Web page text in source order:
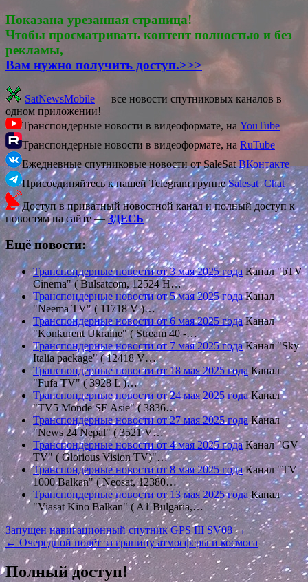
Показана урезанная страница!
Чтобы просматривать контент полностью и без
рекламы,
Вам нужно получить доступ.>>>
SatNewsMobile — все новости спутниковых каналов в
одном приложении!
Транспондерные новости в видеоформате, на YouTube
Транспондерные новости в видеоформате, на RuTube
Ежедневные спутниковые новости от SaleSatВКонтакте
Присоединяйтесь к нашей Telegram группеSalesat_Chat
Доступ в приватный новостной канал и полный доступ к
новостям на сайте —ЗДЕСЬ
Ещё новости:
Транспондерные новости от 3 мая 2025 года Канал "bTV
Cinema" ( Bulsatcom, 12524 H…
Транспондерные новости от 5 мая 2025 годаКанал
"Neema TV" ( 11718 V )…
Транспондерные новости от 6 мая 2025 годаКанал
"Konkurent Ukraine" ( Stream 40 -…
Транспондерные новости от 7 мая 2025 годаКанал "Sky
Italia package" ( 12418 V…
Транспондерные новости от 18 мая 2025 годаКанал
"Fufa TV" ( 3928 L )…
Транспондерные новости от 24 мая 2025 годаКанал
"TV5 Monde SE Asie" ( 3836…
Транспондерные новости от 27 мая 2025 годаКанал
"News 24 Nepal" ( 3521 V…
Транспондерные новости от 4 мая 2025 годаКанал "GV
TV" ( Glorious Vision TV)"…
Транспондерные новости от 8 мая 2025 годаКанал "TV
1000 Balkan" ( Neosat, 12380…
Транспондерные новости от 13 мая 2025 годаКанал
"Viasat Kino Balkan" ( A1 Bulgaria,…
Навигация
по
записям
Запущен навигационный спутник GPS III SV08 →
← Очередной полёт за границу атмосферы и космоса
Полный доступ!